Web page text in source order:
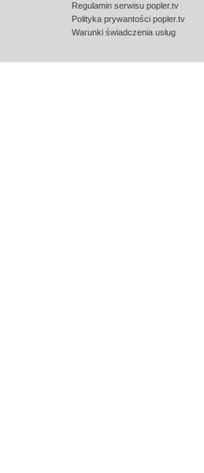
Regulamin serwisu popler.tv
Polityka prywantości popler.tv
Warunki świadczenia usług